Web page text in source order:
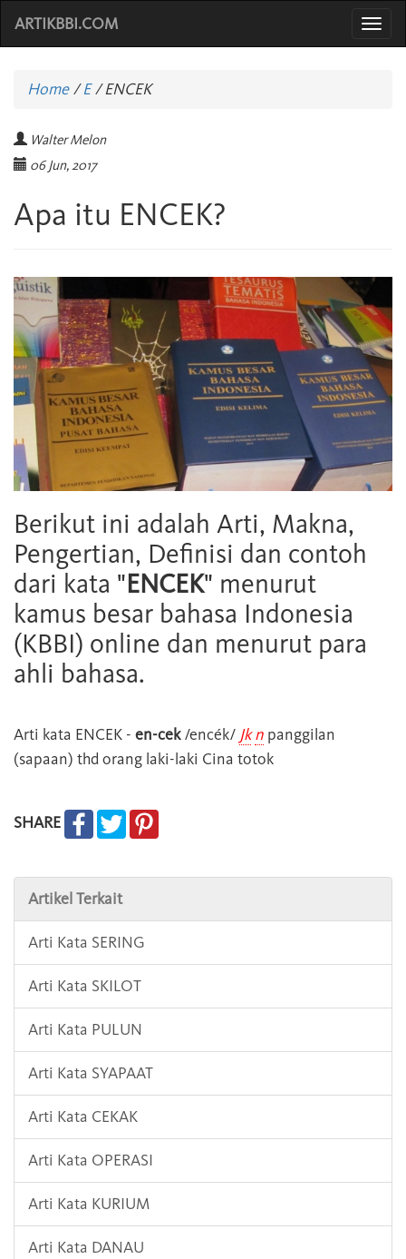
ARTIKBBI.COM
Home/E /ENCEK
Walter Melon
06 Jun, 2017
Apa itu ENCEK?
Berikut ini adalah Arti, Makna,
Pengertian, Definisi dan contoh
dari kata "ENCEK" menurut
kamus besar bahasa Indonesia
(KBBI) online dan menurut para
ahli bahasa.
Arti kata ENCEK - en-cek/encék/ Jk n panggilan
(sapaan) thd orang laki-laki Cina totok
SHARE
Artikel Terkait
Arti Kata SERING
Arti Kata SKILOT
Arti Kata PULUN
Arti Kata SYAPAAT
Arti Kata CEKAK
Arti Kata OPERASI
Arti Kata KURIUM
Arti Kata DANAU